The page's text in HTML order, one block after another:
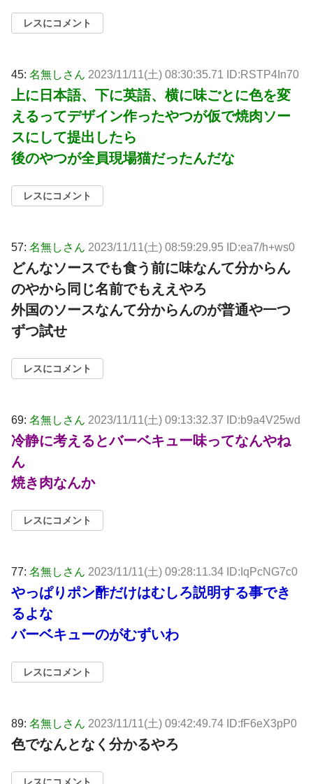
レスにコメント
45: 名無しさん 2023/11/11(土) 08:30:35.71 ID:RSTP4In70
上に日本語、下に英語、横に味ごとに色を変
えるってデザイン作ったやつが仮で焼肉ソー
スにして提出したら
後のやつが全員現場猫だったんだな
レスにコメント
57: 名無しさん 2023/11/11(土) 08:59:29.95 ID:ea7/h+ws0
どんなソースでも食う前に味なんて分からん
のやから同じ名前でもええやろ
外国のソースなんて分からんのが普通や一つ
ずつ試せ
レスにコメント
69: 名無しさん 2023/11/11(土) 09:13:32.37 ID:b9a4V25wd
冷静に考えるとバーベキュー味ってなんやね
ん
焼き肉なんか
レスにコメント
77: 名無しさん 2023/11/11(土) 09:28:11.34 ID:IqPcNG7c0
やっぱりポン酢だけはむしろ説明する事でき
るよな
バーベキューのがむずいわ
レスにコメント
89: 名無しさん 2023/11/11(土) 09:42:49.74 ID:fF6eX3pP0
色でなんとなく分かるやろ